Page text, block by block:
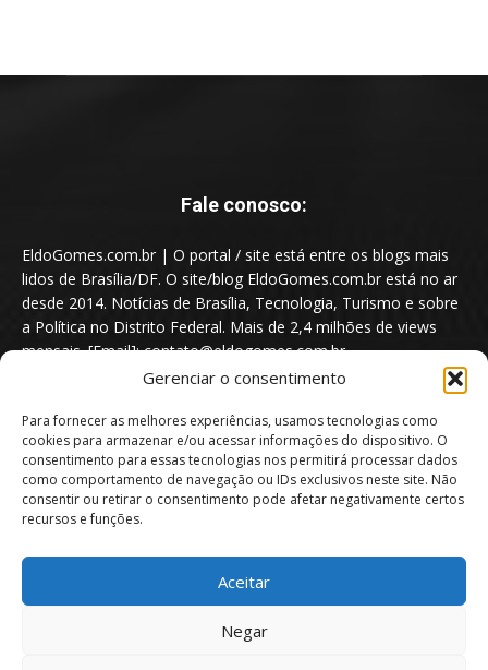
Gerenciar o consentimento
Para fornecer as melhores experiências, usamos tecnologias como
cookies para armazenar e/ou acessar informações do dispositivo. O
consentimento para essas tecnologias nos permitirá processar dados
como comportamento de navegação ou IDs exclusivos neste site. Não
consentir ou retirar o consentimento pode afetar negativamente certos
recursos e funções.
Aceitar
Negar
Fale conosco:
EldoGomes.com.br | O portal / site está entre os blogs mais
lidos de Brasília/DF. O site/blog EldoGomes.com.br está no ar
desde 2014. Notícias de Brasília, Tecnologia, Turismo e sobre
a Política no Distrito Federal. Mais de 2,4 milhões de views
mensais. [Email]: contato@eldogomes.com.br
Portal EldoGomes.com.br | Entre os Blogs mais lidos de Brasília/DF. |